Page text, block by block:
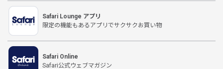
Safari Lounge アプリ
限定の機能もあるアプリでサクサクお買い物
Safari Online
Safari公式ウェブマガジン